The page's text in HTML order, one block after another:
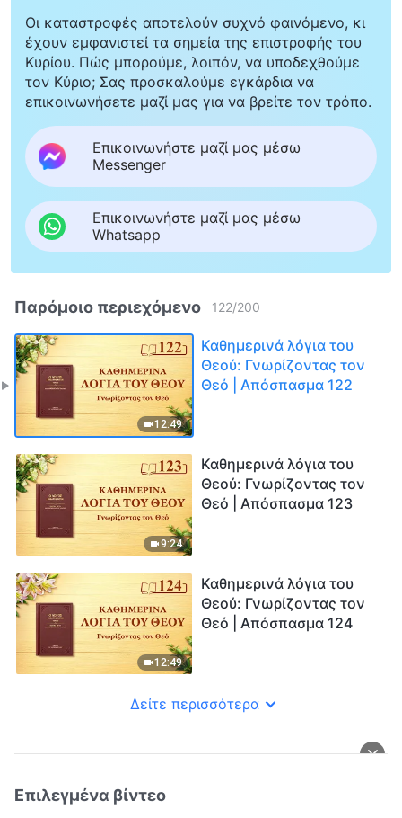
Οι καταστροφές αποτελούν συχνό φαινόμενο, κι
έχουν εμφανιστεί τα σημεία της επιστροφής του
Κυρίου. Πώς μπορούμε, λοιπόν, να υποδεχθούμε
τον Κύριο; Σας προσκαλούμε εγκάρδια να
επικοινωνήσετε μαζί μας για να βρείτε τον τρόπο.
Επικοινωνήστε μαζί μας μέσω
Messenger
Επικοινωνήστε μαζί μας μέσω
Whatsapp
Παρόμοιο περιεχόμενο 122/200
12:49
Καθημερινά λόγια του
Θεού: Γνωρίζοντας τον
Θεό | Απόσπασμα 122
9:24
Καθημερινά λόγια του
Θεού: Γνωρίζοντας τον
Θεό | Απόσπασμα 123
12:49
Καθημερινά λόγια του
Θεού: Γνωρίζοντας τον
Θεό | Απόσπασμα 124
Δείτε περισσότερα
Επιλεγμένα βίντεο